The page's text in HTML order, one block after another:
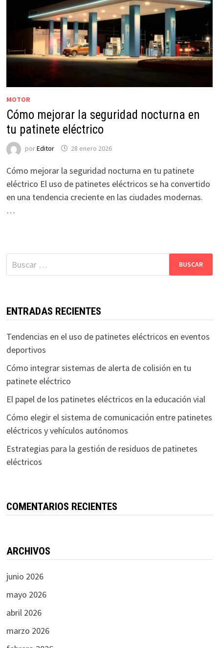
MOTOR
Cómo mejorar la seguridad nocturna en
tu patinete eléctrico
porEditor 28 enero 2026
Cómo mejorar la seguridad nocturna en tu patinete
eléctrico El uso de patinetes eléctricos se ha convertido
en una tendencia creciente en las ciudades modernas.
…
Buscar:
ENTRADAS RECIENTES
Tendencias en el uso de patinetes eléctricos en eventos
deportivos
Cómo integrar sistemas de alerta de colisión en tu
patinete eléctrico
El papel de los patinetes eléctricos en la educación vial
Cómo elegir el sistema de comunicación entre patinetes
eléctricos y vehículos autónomos
Estrategias para la gestión de residuos de patinetes
eléctricos
COMENTARIOS RECIENTES
ARCHIVOS
junio 2026
mayo 2026
abril 2026
marzo 2026